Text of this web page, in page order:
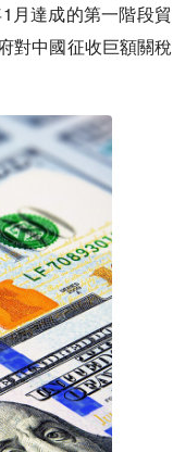
月達成的第一階段貿
對中國征收巨額關稅